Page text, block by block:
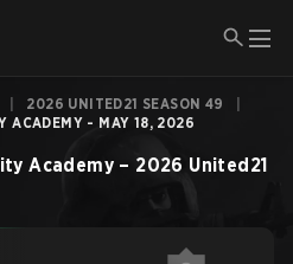
2026 UNITED21 SEASON 49
ACADEMY - MAY 18, 2026
Academy – 2026 United21